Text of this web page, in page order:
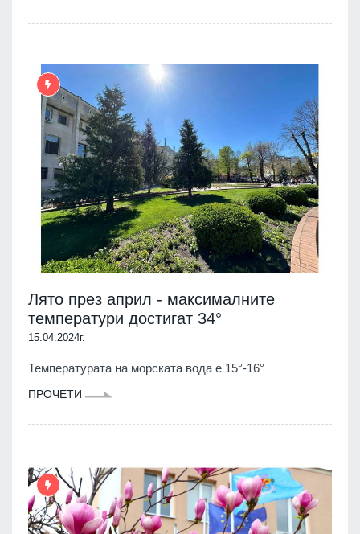
Лято през април - максималните
температури достигат 34°
15.04.2024г.
Температурата на морската вода е 15°-16°
ПРОЧЕТИ